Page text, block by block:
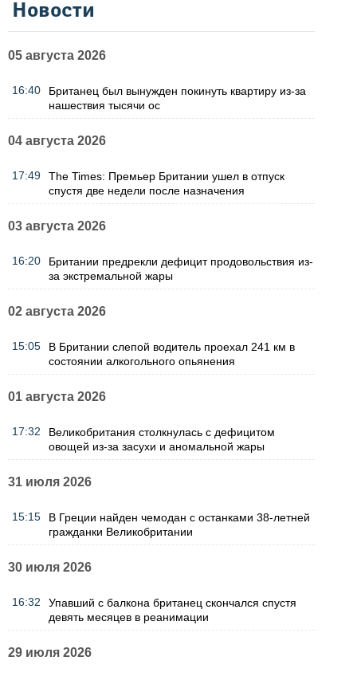
Новости
05 августа 2026
16:40
Британец был вынужден покинуть квартиру из-за
нашествия тысячи ос
04 августа 2026
17:49
The Times: Премьер Британии ушел в отпуск
спустя две недели после назначения
03 августа 2026
16:20
Британии предрекли дефицит продовольствия из-
за экстремальной жары
02 августа 2026
15:05
В Британии слепой водитель проехал 241 км в
состоянии алкогольного опьянения
01 августа 2026
17:32
Великобритания столкнулась с дефицитом
овощей из-за засухи и аномальной жары
31 июля 2026
15:15
В Греции найден чемодан с останками 38-летней
гражданки Великобритании
30 июля 2026
16:32
Упавший с балкона британец скончался спустя
девять месяцев в реанимации
29 июля 2026